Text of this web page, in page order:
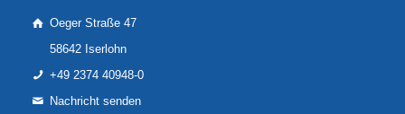
Oeger Straße 47
58642 Iserlohn
+49 2374 40948-0
Nachricht senden